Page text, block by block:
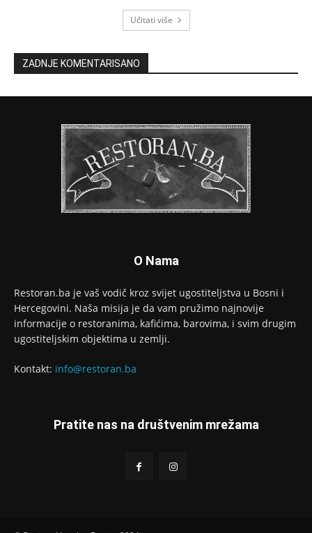
Učitati više
ZADNJE KOMENTARISANO
O Nama
Restoran.ba je vaš vodič kroz svijet ugostiteljstva u Bosni i
Hercegovini. Naša misija je da vam pružimo najnovije
informacije o restoranima, kafićima, barovima, i svim drugim
ugostiteljskim objektima u zemlji.
Kontakt: info@restoran.ba
Pratite nas na društvenim mrežama